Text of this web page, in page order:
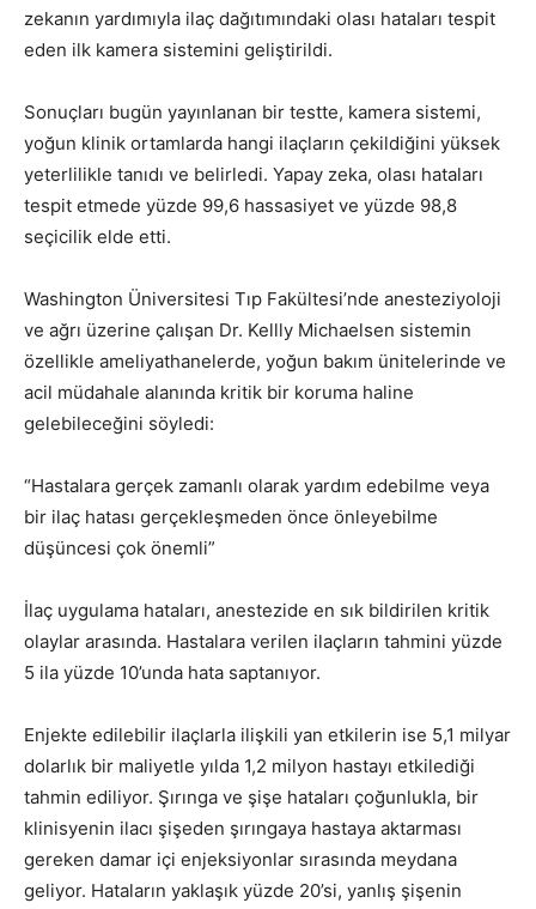
zekanın yardımıyla ilaç dağıtımındaki olası hataları tespit
eden ilk kamera sistemini geliştirildi.
Sonuçları bugün yayınlanan bir testte, kamera sistemi,
yoğun klinik ortamlarda hangi ilaçların çekildiğini yüksek
yeterlilikle tanıdı ve belirledi. Yapay zeka, olası hataları
tespit etmede yüzde 99,6 hassasiyet ve yüzde 98,8
seçicilik elde etti.
Washington Üniversitesi Tıp Fakültesi’nde anesteziyoloji
ve ağrı üzerine çalışan Dr. Kellly Michaelsen sistemin
özellikle ameliyathanelerde, yoğun bakım ünitelerinde ve
acil müdahale alanında kritik bir koruma haline
gelebileceğini söyledi:
“Hastalara gerçek zamanlı olarak yardım edebilme veya
bir ilaç hatası gerçekleşmeden önce önleyebilme
düşüncesi çok önemli”
İlaç uygulama hataları, anestezide en sık bildirilen kritik
olaylar arasında. Hastalara verilen ilaçların tahmini yüzde
5 ila yüzde 10’unda hata saptanıyor.
Enjekte edilebilir ilaçlarla ilişkili yan etkilerin ise 5,1 milyar
dolarlık bir maliyetle yılda 1,2 milyon hastayı etkilediği
tahmin ediliyor. Şırınga ve şişe hataları çoğunlukla, bir
klinisyenin ilacı şişeden şırıngaya hastaya aktarması
gereken damar içi enjeksiyonlar sırasında meydana
geliyor. Hataların yaklaşık yüzde 20’si, yanlış şişenin